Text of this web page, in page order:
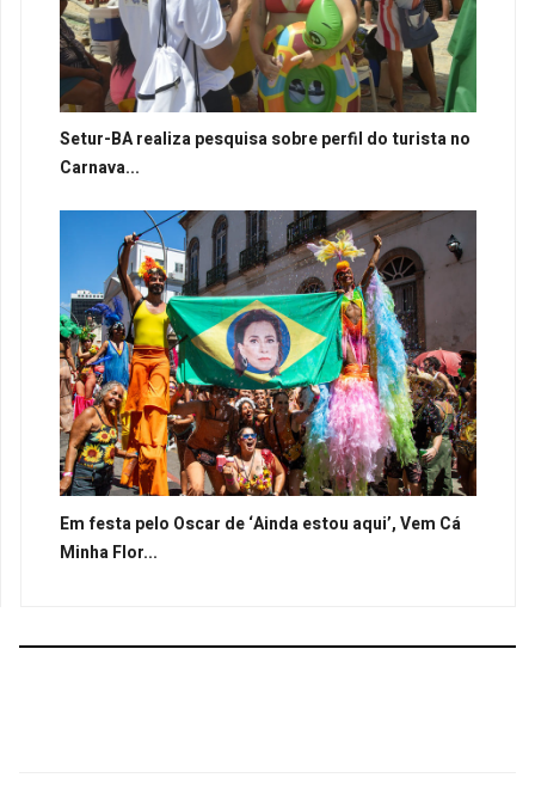
Setur-BA realiza pesquisa sobre perfil do turista no
Carnava...
Em festa pelo Oscar de ‘Ainda estou aqui’, Vem Cá
Minha Flor...